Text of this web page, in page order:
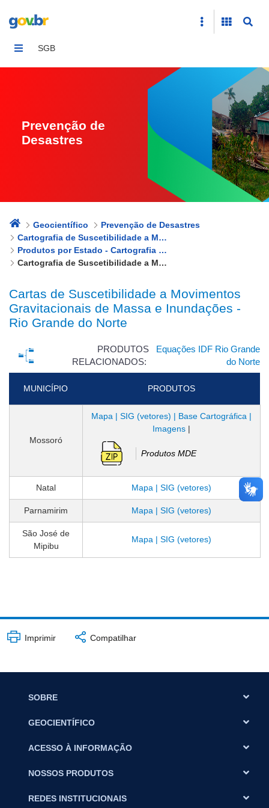
SGB
Prevenção de
Desastres
Geocientífico
Prevenção de Desastres
Cartografia de Suscetibilidade a Movimentos Gravitacionais de Massa e Inundações
Produtos por Estado - Cartografia de Suscetibilidade a Movimentos Gravitacionais de Massa e Inundações
Cartografia de Suscetibilidade a Movimentos Gravitacionais de Massa e Inundações - Rio Grande do Norte
Cartas de Suscetibilidade a Movimentos
Gravitacionais de Massa e Inundações -
Rio Grande do Norte
PRODUTOS
RELACIONADOS:
Equações IDF Rio Grande
do Norte
MUNICÍPIO PRODUTOS
Mossoró
Mapa | SIG (vetores) | Base Cartográfica |
Imagens |
Produtos MDE
Natal Mapa | SIG (vetores)
Parnamirim Mapa | SIG (vetores)
São José de
Mipibu
Mapa | SIG (vetores)
Imprimir Compatilhar
SOBRE
GEOCIENTÍFICO
ACESSO À INFORMAÇÃO
NOSSOS PRODUTOS
REDES INSTITUCIONAIS